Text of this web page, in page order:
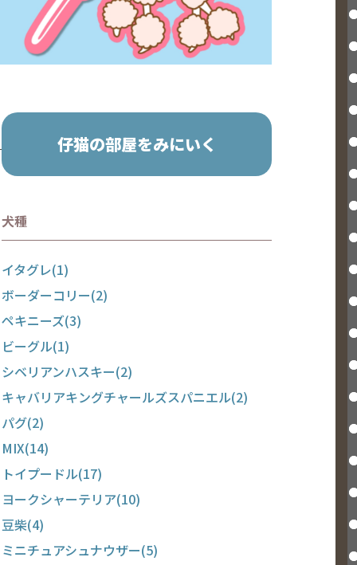
仔猫の部屋をみにいく
犬種
イタグレ(1)
ボーダーコリー(2)
ペキニーズ(3)
ビーグル(1)
シベリアンハスキー(2)
キャバリアキングチャールズスパニエル(2)
パグ(2)
MIX(14)
トイプードル(17)
ヨークシャーテリア(10)
豆柴(4)
ミニチュアシュナウザー(5)